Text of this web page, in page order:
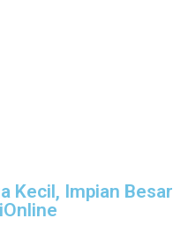
Kecil, Impian Besar